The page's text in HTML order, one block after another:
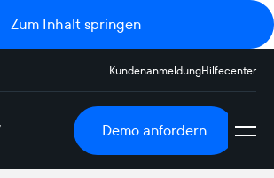
Zum Inhalt springen
KundenanmeldungHilfecenter
Demo anfordern